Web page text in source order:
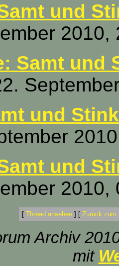
und
2010,
Samt und
und
und
2010,
[ Thread ansehen ] [ Zurück zum
Archiv
mit